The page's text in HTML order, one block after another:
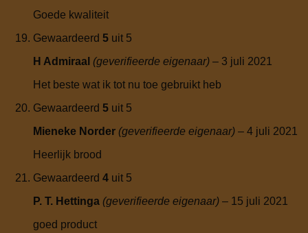
Goede kwaliteit
Gewaardeerd 5 uit 5
H Admiraal (geverifieerde eigenaar) – 3 juli 2021
Het beste wat ik tot nu toe gebruikt heb
Gewaardeerd 5 uit 5
Mieneke Norder (geverifieerde eigenaar) – 4 juli 2021
Heerlijk brood
Gewaardeerd 4 uit 5
P. T. Hettinga (geverifieerde eigenaar) – 15 juli 2021
goed product